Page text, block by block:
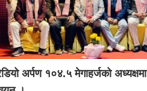
अर्पण १०४.५ मेगाहर्जको